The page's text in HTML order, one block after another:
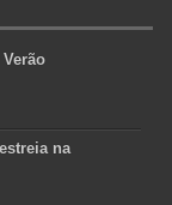
na